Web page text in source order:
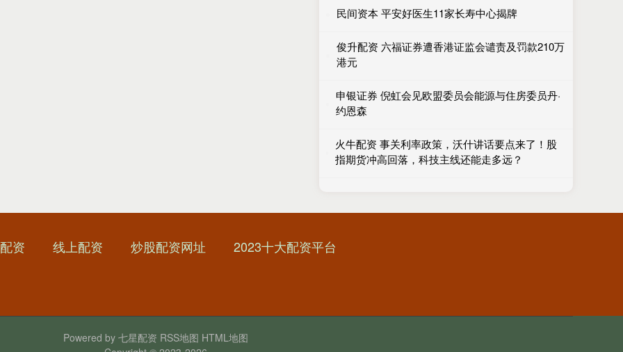
民间资本 平安好医生11家长寿中心揭牌
俊升配资 六福证券遭香港证监会谴责及罚款210万
港元
申银证券 倪虹会见欧盟委员会能源与住房委员丹·
约恩森
火牛配资 事关利率政策，沃什讲话要点来了！股
指期货冲高回落，科技主线还能走多远？
资 线上配资 炒股配资网址 2023十大配资平台
Powered by 七星配资 RSS地图 HTML地图